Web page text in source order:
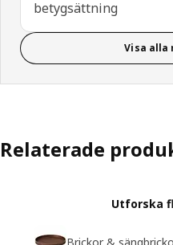
betygsättning
Visa alla
Relaterade
Utforska